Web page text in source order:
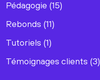
Pédagogie (15)
Rebonds (11)
Tutoriels (1)
Témoignages clients (3)